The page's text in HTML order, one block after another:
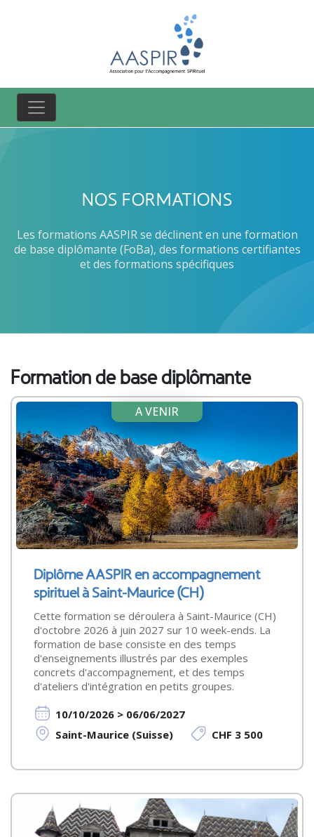
NOS FORMATIONS
Les formations AASPIR se déclinent en une formation
de base diplômante (FoBa), des formations certifiantes
et des formations spécifiques
Formation de base diplômante
A VENIR
Diplôme AASPIR en accompagnement
spirituel à Saint-Maurice (CH)
Cette formation se déroulera à Saint-Maurice (CH)
d'octobre 2026 à juin 2027 sur 10 week-ends. La
formation de base consiste en des temps
d'enseignements illustrés par des exemples
concrets d'accompagnement, et des temps
d'ateliers d'intégration en petits groupes.
10/10/2026 > 06/06/2027
Saint-Maurice (Suisse)
CHF 3 500